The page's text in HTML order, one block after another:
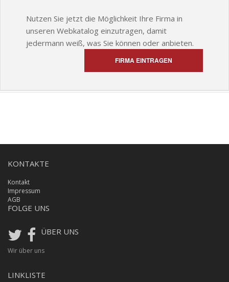
Nutzen Sie jetzt die Möglichkeit Ihre Firma in
unseren Webkatalog einzutragen, damit
jedermann weiß, was Sie können oder anbieten.
FIRMA EINTRAGEN
KONTAKTE
Kontakt
Impressum
AGB
FOLGE UNS
ÜBER UNS
Wir über uns
LINKLISTE